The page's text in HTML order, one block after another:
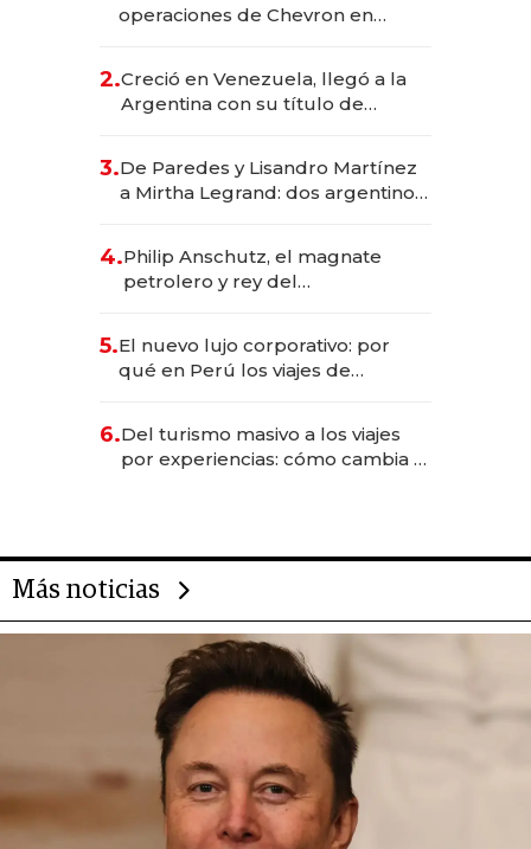
operaciones de Chevron en
2.Creció en Venezuela, llegó a la
Argentina con su título de
las marcas "fast premium"
3.De Paredes y Lisandro Martínez
a Mirtha Legrand: dos argentinos
4.Philip Anschutz, el magnate
petrolero y rey del
Fénix
5.El nuevo lujo corporativo: por
qué en Perú los viajes de
transformadoras
6.Del turismo masivo a los viajes
por experiencias: cómo cambia el
Más noticias